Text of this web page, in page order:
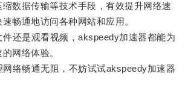
数据传输等技术手段，有效提升网络速
畅通地访问各种网站和应用。
是观看视频，akspeedy加速器都能为
网络体验。
畅通无阻，不妨试试akspeedy加速器